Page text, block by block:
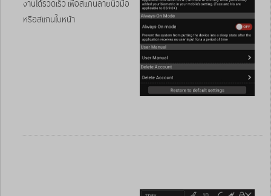
งานได้รวดเร็ว เพื่อสแกนลายนิ้วมือ
หรือสแกนใบหน้า